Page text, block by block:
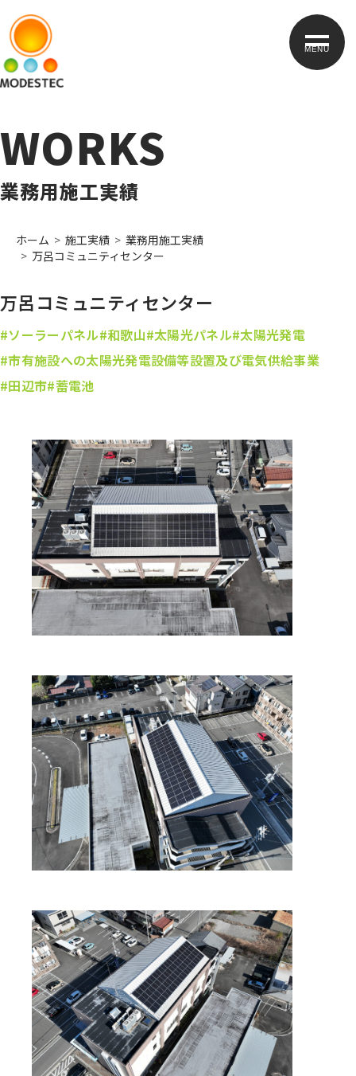
MENU
WORKS
業務用施工実績
ホーム 施工実績
業務用施工実績
万呂コミュニティセンター
万呂コミュニティセンター
#ソーラーパネル#和歌山#太陽光パネル#太陽光発電
#市有施設への太陽光発電設備等設置及び電気供給事業
#田辺市#蓄電池